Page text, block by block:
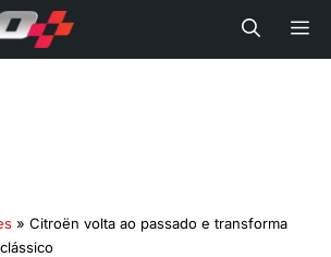
» Citroën volta ao passado e transforma